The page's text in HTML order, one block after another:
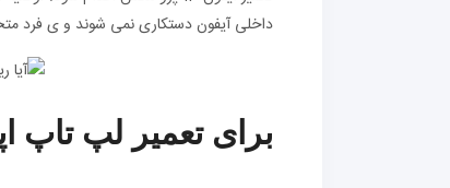
داخلی آیفون دستکاری نمی شوند و ی فرد
برای تعمیر لپ تاپ